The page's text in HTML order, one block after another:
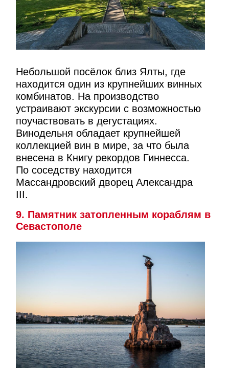
Небольшой посёлок близ Ялты, где
находится один из крупнейших винных
комбинатов. На производство
устраивают экскурсии с возможностью
поучаствовать в дегустациях.
Винодельня обладает крупнейшей
коллекцией вин в мире, за что была
внесена в Книгу рекордов Гиннесса.
По соседству находится
Массандровский дворец Александра
III.
9. Памятник затопленным кораблям в
Севастополе